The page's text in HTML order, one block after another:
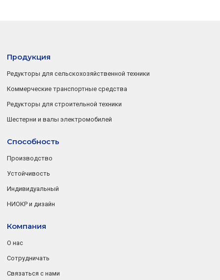
Продукция
Редукторы для сельскохозяйственной техники
Коммерческие транспортные средства
Редукторы для строительной техники
Шестерни и валы электромобилей
Способность
Производство
Устойчивость
Индивидуальный
НИОКР и дизайн
Компания
О нас
Сотрудничать
Связаться с нами